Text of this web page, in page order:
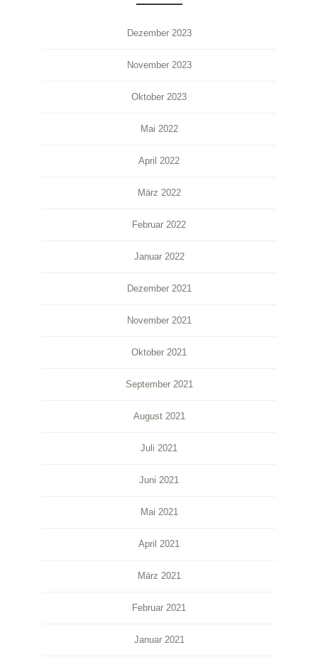
Dezember 2023
November 2023
Oktober 2023
Mai 2022
April 2022
März 2022
Februar 2022
Januar 2022
Dezember 2021
November 2021
Oktober 2021
September 2021
August 2021
Juli 2021
Juni 2021
Mai 2021
April 2021
März 2021
Februar 2021
Januar 2021